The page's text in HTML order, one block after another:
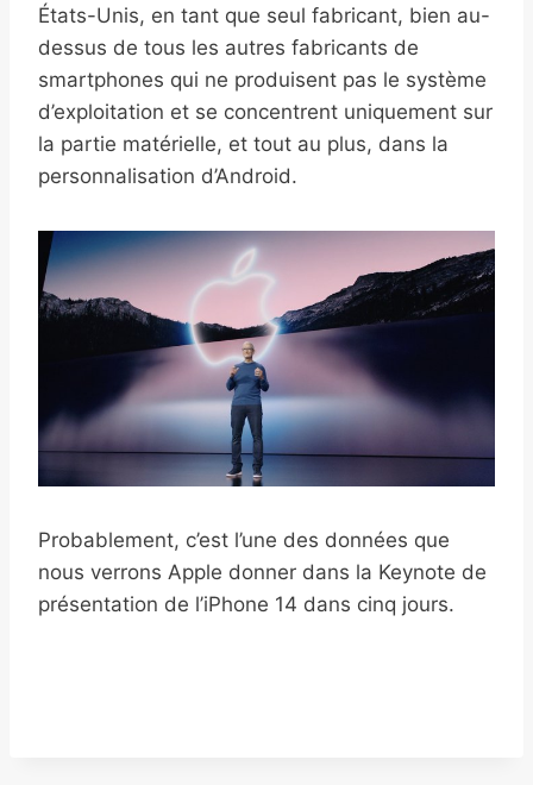
États-Unis, en tant que seul fabricant, bien au-
dessus de tous les autres fabricants de
smartphones qui ne produisent pas le système
d’exploitation et se concentrent uniquement sur
la partie matérielle, et tout au plus, dans la
personnalisation d’Android.
Probablement, c’est l’une des données que
nous verrons Apple donner dans la Keynote de
présentation de l’iPhone 14 dans cinq jours.